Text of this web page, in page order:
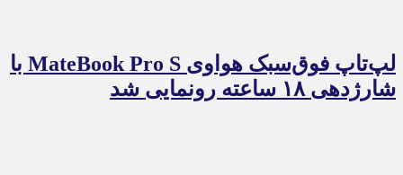
لپ‌تاپ فوق‌سبک هواوی MateBook Pro S با
شارژدهی ۱۸ ساعته رونمایی شد